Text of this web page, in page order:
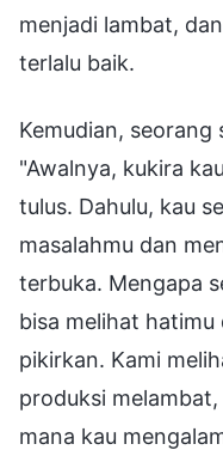
menjadi lambat,
terlalu baik.
Kemudian,
"Awalnya, kukira
tulus. Dahulu, kau
masalahmu dan
terbuka. Mengapa
bisa melihat
pikirkan. Kami
produksi
mana kau